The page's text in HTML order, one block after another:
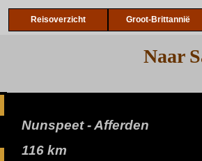
Reisoverzicht Groot-Brittannië
Naar
Nunspeet - Afferden
116 km